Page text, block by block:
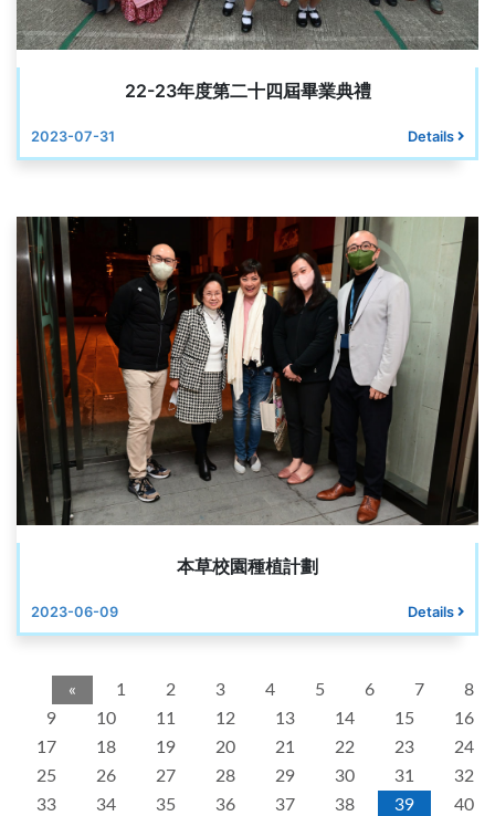
22-23年度第二十四屆畢業典禮
2023-07-31 Details
本草校園種植計劃
2023-06-09 Details
« 1 2 3 4 5 6 7
8
9
10 11 12 13 14 15
16
17
18 19 20 21 22 23
24
25
26 27 28 29 30 31
32
33
34 35 36 37 38 39 40